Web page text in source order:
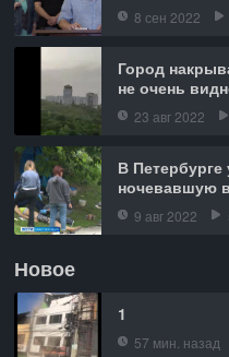
8 сен 2022
Город
не очень
23 авг 2022
В
ночевавшую
9 авг 2022
Новое
1
57 мин. назад